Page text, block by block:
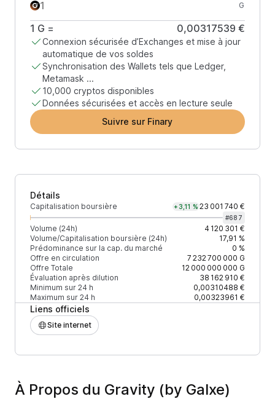
G
1 G = 0,00317539 €
Connexion sécurisée d’Exchanges et mise à jour
automatique de vos soldes
Synchronisation des Wallets tels que Ledger,
Metamask ...
10,000 cryptos disponibles
Données sécurisées et accès en lecture seule
Suivre sur Finary
Détails
Capitalisation boursière +3,11 % 23 001 740 €
#687
Volume (24h)
4 120 301 €
Volume/Capitalisation boursière (24h)
17,91 %
Prédominance sur la cap. du marché
0 %
Offre en circulation
7 232 700 000 G
Offre Totale
12 000 000 000 G
Évaluation après dilution
38 162 910 €
Minimum sur 24 h
0,00310488 €
Maximum sur 24 h
0,00323961 €
Liens officiels
Site internet
À Propos du Gravity (by Galxe)